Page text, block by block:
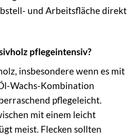
und Arbeitsfläche direkt
pflegeintensiv?
insbesondere wenn es mit
Wachs-Kombination
pflegeleicht.
mit einem leicht
meist. Flecken sollten